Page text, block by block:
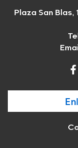
Plaza San Blas,